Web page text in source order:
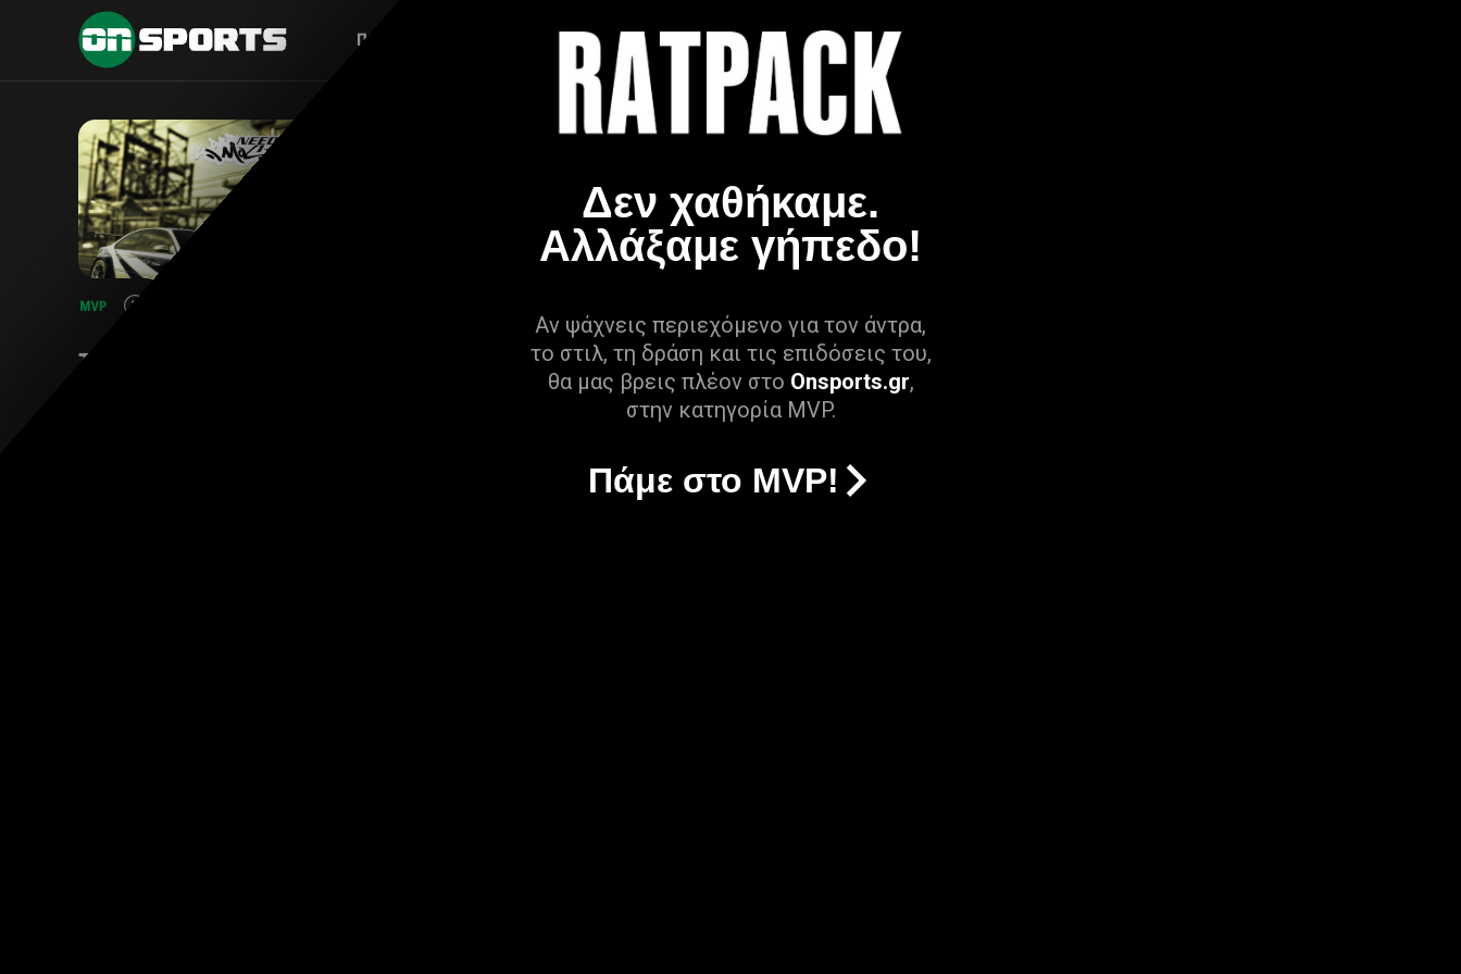
Δεν χαθήκαμε.
Αλλάξαμε γήπεδο!
Αν ψάχνεις περιεχόμενο για τον άντρα,
το στιλ, τη δράση και τις επιδόσεις του,
θα μας βρεις πλέον στο Onsports.gr,
στην κατηγορία MVP.
Πάμε στο MVP!